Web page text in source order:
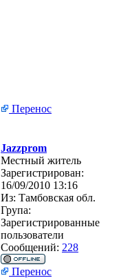
Перенос
Jazzprom
Местный житель
Зарегистрирован:
16/09/2010 13:16
Из: Тамбовская обл.
Група:
Зарегистрированные
пользователи
Сообщений: 228
Перенос